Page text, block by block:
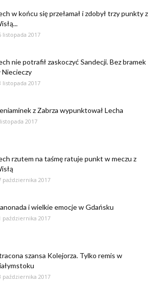
w końcu się przełamał i zdobył trzy punkty z
listopada 2017
nie potrafił zaskoczyć Sandecji. Bez bramek
Niecieczy
listopada 2017
z Zabrza wypunktował Lecha
2017
rzutem na taśmę ratuje punkt w meczu z
października 2017
i wielkie emocje w Gdańsku
października 2017
szansa Kolejorza. Tylko remis w
października 2017